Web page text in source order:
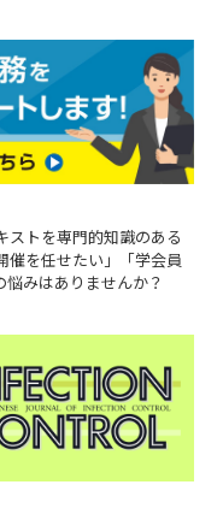
ストを専門的知識のある
催を任せたい」「学会員
みはありませんか？